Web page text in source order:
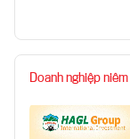
Doanh nghiệp